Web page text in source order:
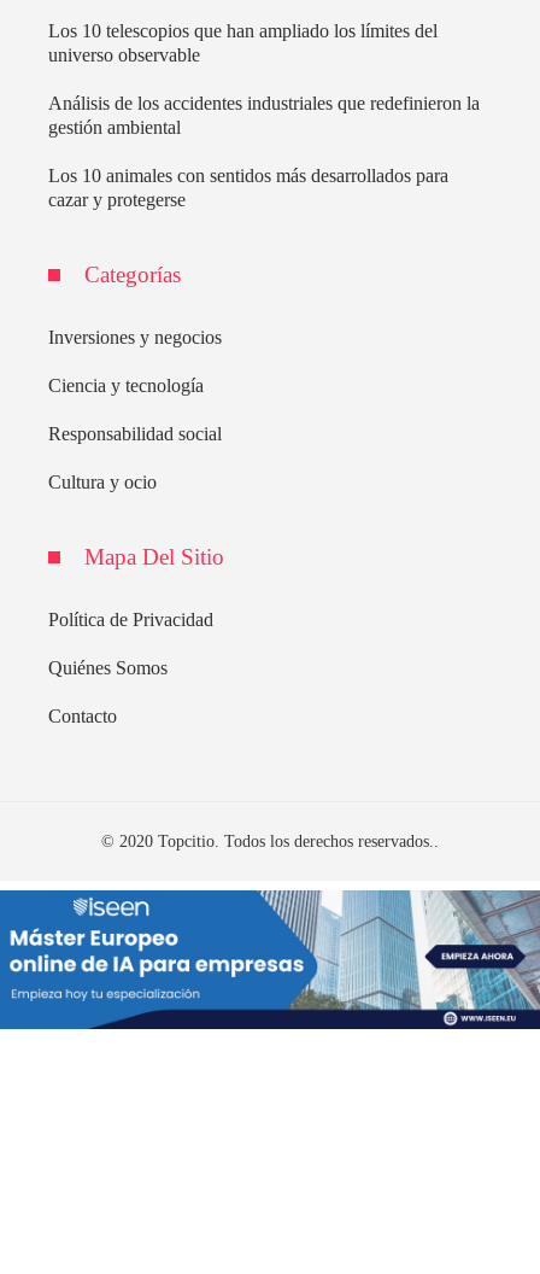
Los 10 telescopios que han ampliado los límites del
universo observable
Análisis de los accidentes industriales que redefinieron la
gestión ambiental
Los 10 animales con sentidos más desarrollados para
cazar y protegerse
Categorías
Inversiones y negocios
Ciencia y tecnología
Responsabilidad social
Cultura y ocio
Mapa Del Sitio
Política de Privacidad
Quiénes Somos
Contacto
© 2020 Topcitio. Todos los derechos reservados..